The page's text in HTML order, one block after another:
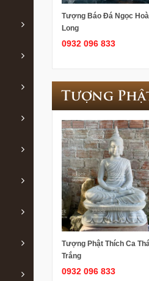
Tượng Báo Đá Ngọc
Long
0932 096 833
Tượng
Tượng Phật Thích Ca
Trắng
0932 096 833